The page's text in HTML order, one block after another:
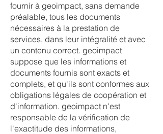
fournir à geoimpact, sans demande
préalable, tous les documents
nécessaires à la prestation de
services, dans leur intégralité et avec
un contenu correct. geoimpact
suppose que les informations et
documents fournis sont exacts et
complets, et qu'ils sont conformes aux
obligations légales de coopération et
d'information. geoimpact n'est
responsable de la vérification de
l'exactitude des informations,